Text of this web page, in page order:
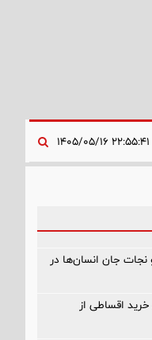
نجات جان انسان‌ها در
خرید اقساطی از